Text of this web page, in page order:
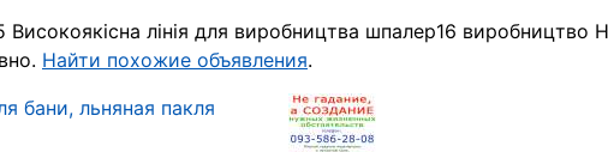
лінія для виробництва шпалер16 виробництво
Найти похожие объявления.
бани, льняная пакля